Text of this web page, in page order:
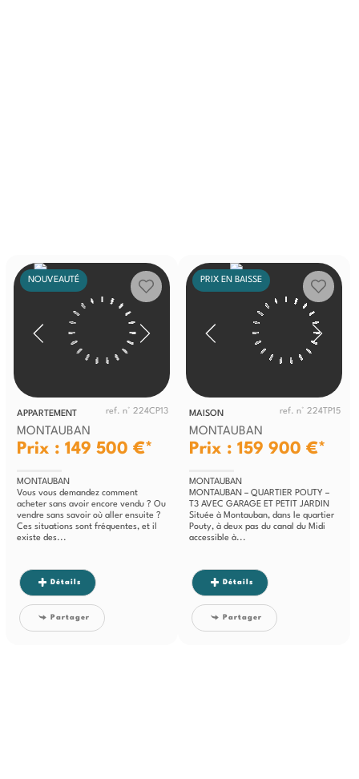
NOUVEAUTÉ
APPARTEMENT ref. n° 224CP13
MONTAUBAN
Prix : 149 500 €*
MONTAUBAN
Vous vous demandez comment
acheter sans avoir encore vendu ? Ou
vendre sans savoir où aller ensuite ?
Ces situations sont fréquentes, et il
existe des...
Détails
Partager
PRIX EN BAISSE
MAISON ref. n° 224TP15
MONTAUBAN
Prix : 159 900 €*
MONTAUBAN
MONTAUBAN – QUARTIER POUTY –
T3 AVEC GARAGE ET PETIT JARDIN
Située à Montauban, dans le quartier
Pouty, à deux pas du canal du Midi
accessible à...
Détails
Partager